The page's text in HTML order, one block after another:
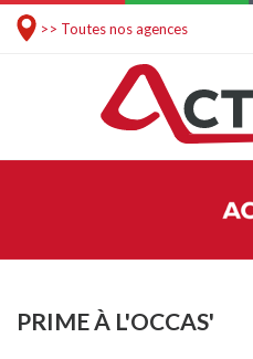
>> Toutes nos agences
PRIME À L'OCCAS'